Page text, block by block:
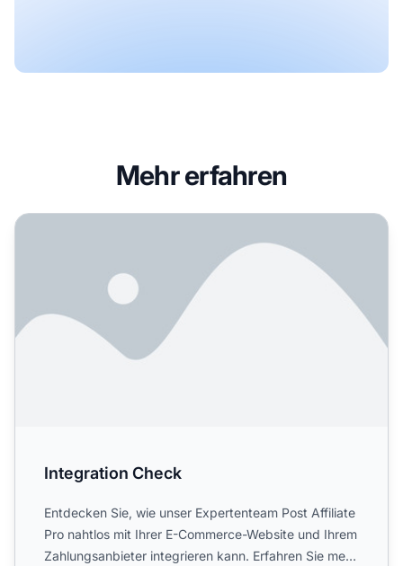
Mehr erfahren
Integration Check
Integration Check
Entdecken Sie, wie unser Expertenteam Post Affiliate
Pro nahtlos mit Ihrer E-Commerce-Website und Ihrem
Zahlungsanbieter integrieren kann. Erfahren Sie mehr